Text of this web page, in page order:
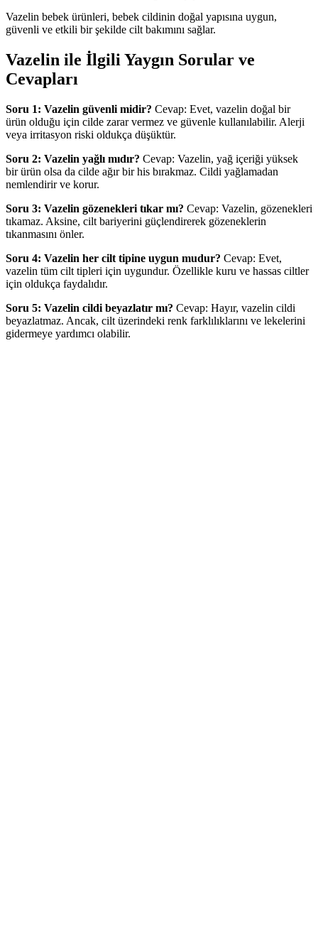
Vazelin bebek ürünleri, bebek cildinin doğal yapısına uygun,
güvenli ve etkili bir şekilde cilt bakımını sağlar.
Vazelin ile İlgili Yaygın Sorular ve
Cevapları
Soru 1: Vazelin güvenli midir? Cevap: Evet, vazelin doğal bir
ürün olduğu için cilde zarar vermez ve güvenle kullanılabilir. Alerji
veya irritasyon riski oldukça düşüktür.
Soru 2: Vazelin yağlı mıdır? Cevap: Vazelin, yağ içeriği yüksek
bir ürün olsa da cilde ağır bir his bırakmaz. Cildi yağlamadan
nemlendirir ve korur.
Soru 3: Vazelin gözenekleri tıkar mı? Cevap: Vazelin, gözenekleri
tıkamaz. Aksine, cilt bariyerini güçlendirerek gözeneklerin
tıkanmasını önler.
Soru 4: Vazelin her cilt tipine uygun mudur? Cevap: Evet,
vazelin tüm cilt tipleri için uygundur. Özellikle kuru ve hassas ciltler
için oldukça faydalıdır.
Soru 5: Vazelin cildi beyazlatır mı? Cevap: Hayır, vazelin cildi
beyazlatmaz. Ancak, cilt üzerindeki renk farklılıklarını ve lekelerini
gidermeye yardımcı olabilir.